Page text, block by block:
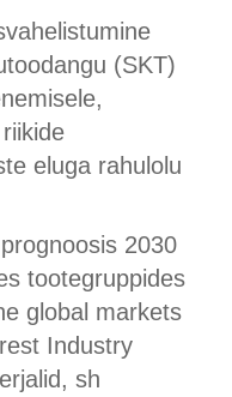
(SKT)
eluga rahulolu
2030
tootegruppides
global markets
Industry
sh